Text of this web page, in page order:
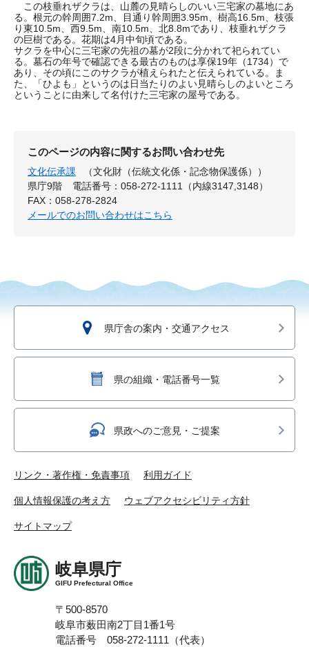
この枝垂れザクラは、山麓の見晴らしのいい三宅家の墓地にあ
る。根元の幹周囲7.2m、目通り幹周囲3.95m、樹高16.5m、枝張
り東10.5m、西9.5m、南10.5m、北8.8mであり、枝垂れザクラ
の巨樹である。花期は4月中旬頃である。
サクラを中心に三宅家の先祖の墓が2段に分かれて祀られてい
る。墓石の年号で確認できる最古のものは享保19年（1734）で
あり、その頃にこのサクラが植えられたと伝えられている。ま
た、「ひよも」というのは日当たりのよい見晴らしのよいところ
ということに由来して名付けた三宅家の屋号である。
このページの内容に関するお問い合わせ先
文化伝承課
（文化財（伝統文化係・記念物保護係））
県庁9階
電話番号：058-272-1111（内線3147,3148）
FAX：058-278-2824
メールでのお問い合わせはこちら
県庁舎の案内・交通アクセス
県の組織・電話番号一覧
県政へのご意見・ご提案
リンク・著作権・免責事項 利用ガイド
個人情報保護の考え方 ウェブアクセシビリティ方針
サイトマップ
岐阜県庁
GIFU Prefectural Office
〒500-8570
岐阜市薮田南2丁目1番1号
電話番号 058-272-1111（代表）